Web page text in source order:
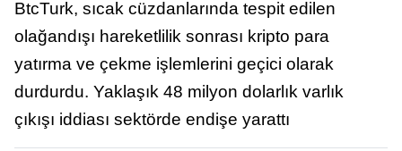
BtcTurk, sıcak cüzdanlarında tespit edilen
olağandışı hareketlilik sonrası kripto para
yatırma ve çekme işlemlerini geçici olarak
durdurdu. Yaklaşık 48 milyon dolarlık varlık
çıkışı iddiası sektörde endişe yarattı